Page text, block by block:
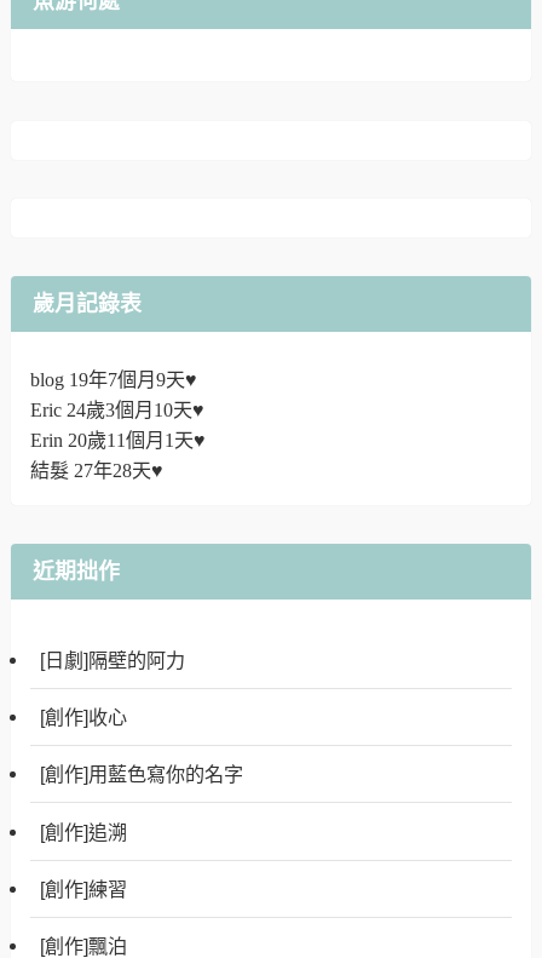
歲月記錄表
blog 19年7個月9天♥
Eric 24歲3個月10天♥
Erin 20歲11個月1天♥
結髮 27年28天♥
近期拙作
[日劇]隔壁的阿力
[創作]收心
[創作]用藍色寫你的名字
[創作]追溯
[創作]練習
[創作]飄泊